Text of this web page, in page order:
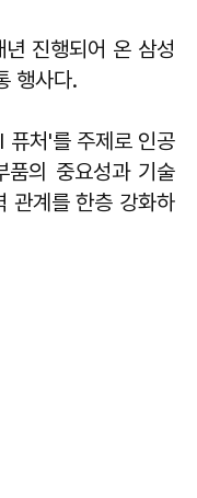
진행되어 온 삼성
행사다.
퓨처'를 주제로 인공
품의 중요성과 기술
관계를 한층 강화하